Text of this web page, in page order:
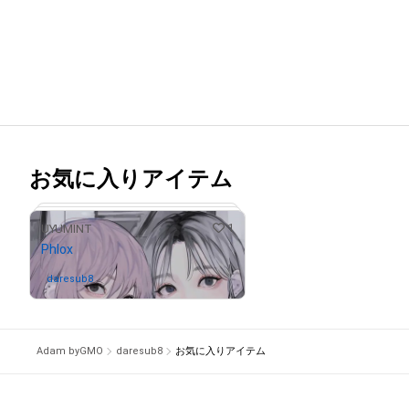
お気に入りアイテム
UYUMINT 1
Phlox
daresub8さんが保有中
Adam byGMO daresub8 お気に入りアイテム